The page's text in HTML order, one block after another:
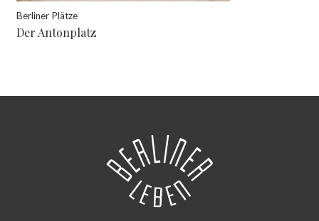
Berliner Plätze
Der Antonplatz